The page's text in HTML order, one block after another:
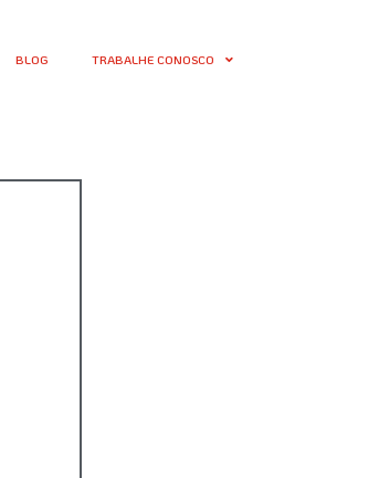
BLOG TRABALHE CONOSCO